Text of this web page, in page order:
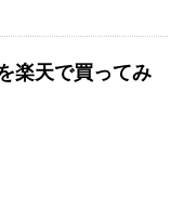
楽天で買ってみ